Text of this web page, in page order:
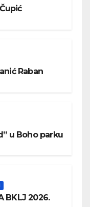
Raban
u Boho parku
BKLJ 2026.